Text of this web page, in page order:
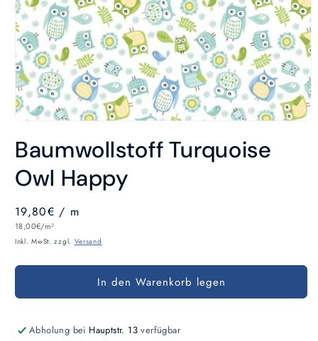
in
Modal
öffnen
Baumwollstoff Turquoise
Owl Happy
Normaler
Preis
19,80€ / m
Grundpreis
18,00€/m²
Inkl. MwSt. zzgl. Versand
In den Warenkorb legen
Abholung bei Hauptstr. 13 verfügbar